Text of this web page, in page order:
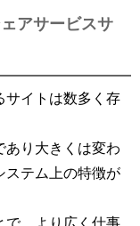
アサービスサ
サイトは数多く存
あり大きくは変わ
ステム上の特徴が
で、より広く仕事